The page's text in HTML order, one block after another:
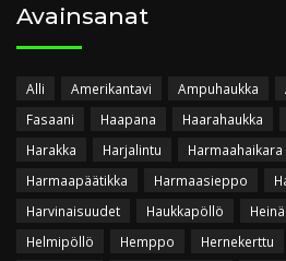
Avainsanat
Alli Amerikantavi Ampuhaukka
Fasaani
Haapana Haarahaukka
Harakka
Harjalintu Harmaahaikara
Harmaapäätikka
Harmaasieppo
Harvinaisuudet
Haukkapöllö
Helmipöllö
Hemppo Hernekerttu